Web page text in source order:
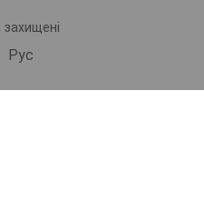
захищені
Рус